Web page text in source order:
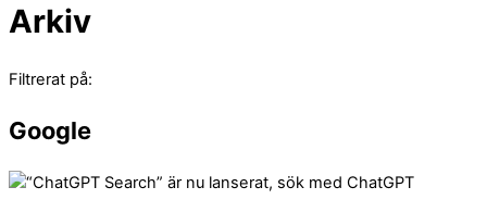
Arkiv
Filtrerat på:
Google